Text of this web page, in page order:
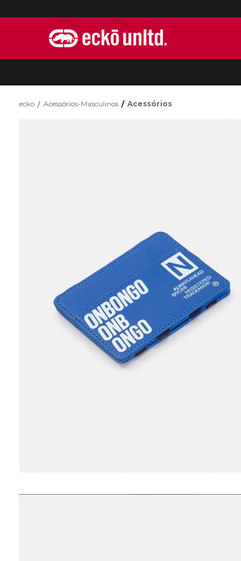
ecko Acessórios-Masculinos Acessórios